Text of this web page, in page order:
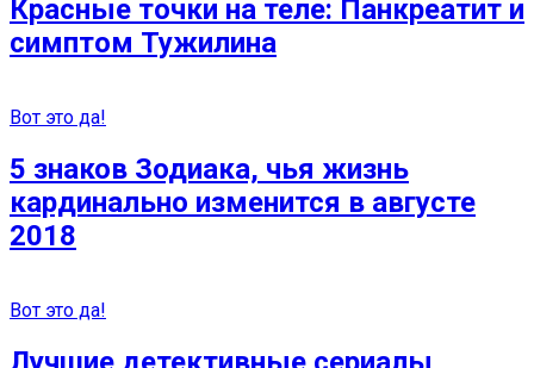
Красные точки на теле: Панкреатит и
симптом Тужилина
Вот это да!
5 знаков Зодиака, чья жизнь
кардинально изменится в августе
2018
Вот это да!